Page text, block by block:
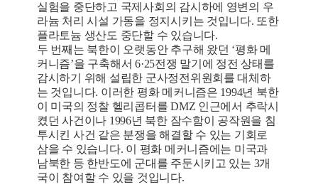
실험을 중단하고 국제사회의 감시하에 영변의 우
라늄 처리 시설 가동을 정지시키는 것입니다. 또한
플라토늄 생산도 중단할 수 있습니다.
두 번째는 북한이 오랫동안 추구해 왔던 ‘평화 메
커니즘’을 구축해서 6·25전쟁 말기에 정전 상태를
감시하기 위해 설립한 군사정전위원회를 대체하
는 것입니다. 이러한 평화 메커니즘은 1994년 북한
이 미국의 정찰 헬리콥터를 DMZ 인근에서 추락시
켰던 사건이나 1996년 북한 잠수함이 공작원을 침
투시킨 사건 같은 분쟁을 해결할 수 있는 기회로
삼을 수 있습니다. 이 평화 메커니즘에는 미국과
남북한 등 한반도에 군대를 주둔시키고 있는 3개
국이 참여할 수 있을 것입니다.